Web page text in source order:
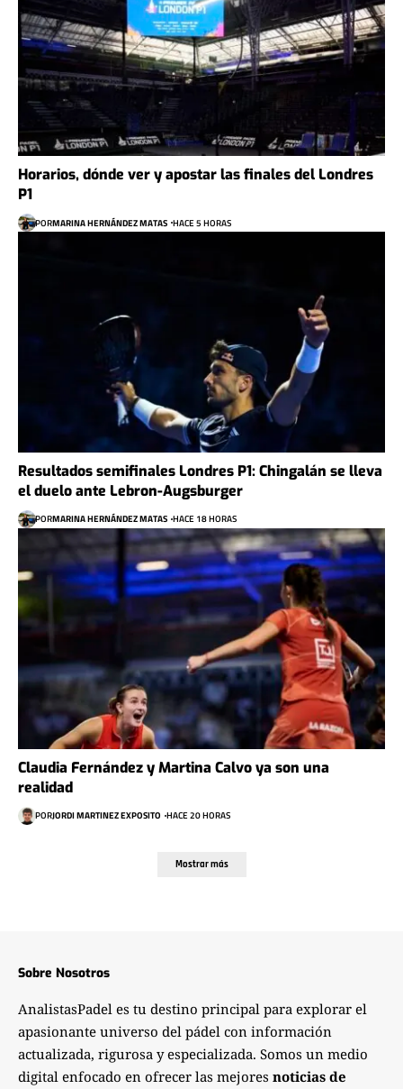
Horarios, dónde ver y apostar las finales del Londres
P1
PORMARINA HERNÁNDEZ MATAS HACE 5 HORAS
Resultados semifinales Londres P1: Chingalán se lleva
el duelo ante Lebron-Augsburger
PORMARINA HERNÁNDEZ MATAS HACE 18 HORAS
Claudia Fernández y Martina Calvo ya son una
realidad
PORJORDI MARTINEZ EXPOSITO HACE 20 HORAS
Mostrar más
Sobre Nosotros
AnalistasPadel es tu destino principal para explorar el
apasionante universo del pádel con información
actualizada, rigurosa y especializada. Somos un medio
digital enfocado en ofrecer las mejores noticias de